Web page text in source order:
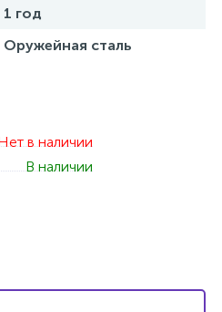
1 год
Оружейная сталь
в наличии
В наличии